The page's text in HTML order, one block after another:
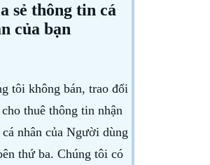
sẻ thông tin cá
của bạn
tôi không bán, trao đổi
cho thuê thông tin nhận
cá nhân của Người dùng
thứ ba. Chúng tôi có